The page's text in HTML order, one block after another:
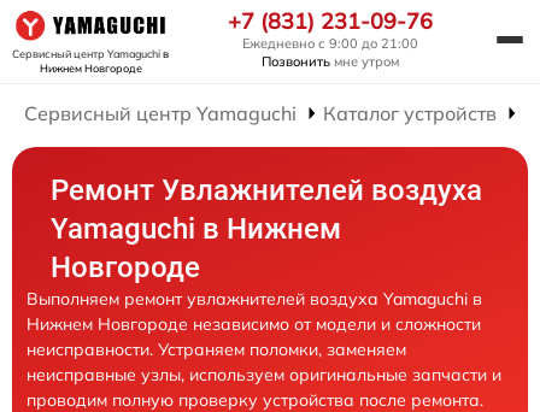
Сервисный центр Yamaguchiв
Нижнем Новгороде
+7 (831) 231-09-76
Ежедневно с 9:00 до 21:00
Позвонить мне утром
Сервисный центр Yamaguchi Каталог устройств
Ремонт Увлажнителей воздуха
Yamaguchi в Нижнем
Новгороде
Выполняем ремонт увлажнителей воздуха Yamaguchi в
Нижнем Новгороде независимо от модели и сложности
неисправности. Устраняем поломки, заменяем
неисправные узлы, используем оригинальные запчасти и
проводим полную проверку устройства после ремонта.